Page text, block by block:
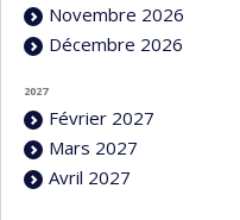
Novembre 2026
Décembre 2026
2027
Février 2027
Mars 2027
Avril 2027